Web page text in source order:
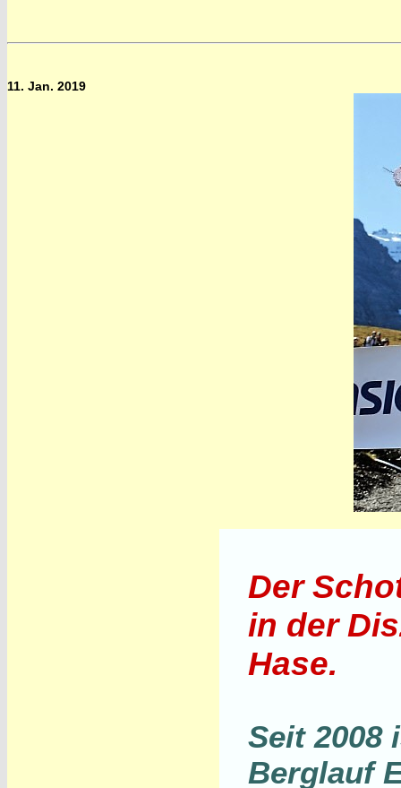
11. Jan. 2019
Der
in der
Hase.
Seit 2008
Berglauf